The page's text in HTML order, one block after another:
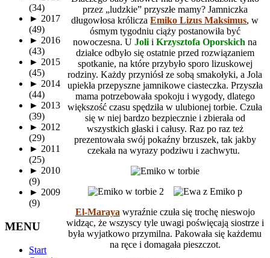
przez „ludzkie” przyszłe mamy? Jamniczka
długowłosa króliczaEmiko Lizus Maksimus, w
ósmym tygodniu ciąży postanowiła być
nowoczesna. U Joli iKrzysztofa Oporskich na
działce odbyło się ostatnie przed rozwiązaniem
spotkanie, na które przybyło sporo lizuskowej
rodziny. Każdy przyniósł ze sobą smakołyki, a Jola
upiekła przepyszne jamnikowe ciasteczka. Przyszła
mama potrzebowała spokoju i wygody, dlatego
większość czasu spędziła w ulubionej torbie. Czuła
się w niej bardzo bezpiecznie i zbierała od
wszystkich głaski i całusy. Raz po raz też
prezentowała swój pokaźny brzuszek, tak jakby
czekała na wyrazy podziwu i zachwytu.
El-Maraya wyraźnie czuła się trochę nieswojo
widząc, że wszyscy tyle uwagi poświęcają siostrze i
była wyjatkowo przymilna. Pakowała się każdemu
na ręce i domagała pieszczot.
(34)
► 2017
(49)
► 2016
(43)
► 2015
(45)
► 2014
(44)
► 2013
(39)
► 2012
(29)
► 2011
(25)
► 2010
(9)
► 2009
(9)
MENU
Start